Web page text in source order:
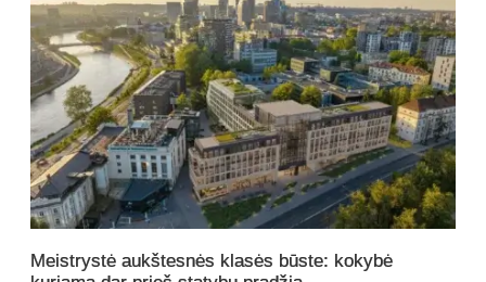
Meistrystė aukštesnės klasės būste: kokybė